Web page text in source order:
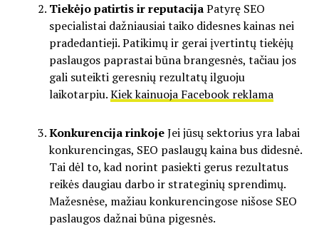
Tiekėjo patirtis ir reputacijaPatyrę SEO
specialistai dažniausiai taiko didesnes kainas nei
pradedantieji. Patikimų ir gerai įvertintų tiekėjų
paslaugos paprastai būna brangesnės, tačiau jos
gali suteikti geresnių rezultatų ilguoju
laikotarpiu.Kiek kainuoja Facebook reklama
Konkurencija rinkojeJei jūsų sektorius yra labai
konkurencingas, SEO paslaugų kaina bus didesnė.
Tai dėl to, kad norint pasiekti gerus rezultatus
reikės daugiau darbo ir strateginių sprendimų.
Mažesnėse, mažiau konkurencingose nišose SEO
paslaugos dažnai būna pigesnės.